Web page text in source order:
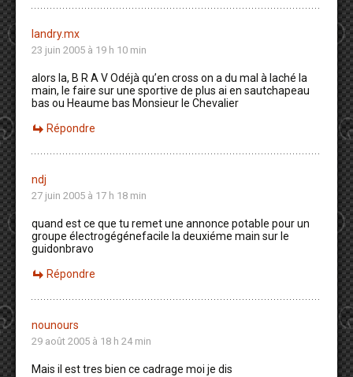
landry.mx
23 juin 2005 à 19 h 10 min
alors la, B R A V Odéjà qu’en cross on a du mal à laché la
main, le faire sur une sportive de plus ai en sautchapeau
bas ou Heaume bas Monsieur le Chevalier
Répondre
ndj
27 juin 2005 à 17 h 18 min
quand est ce que tu remet une annonce potable pour un
groupe électrogégénefacile la deuxiéme main sur le
guidonbravo
Répondre
nounours
29 août 2005 à 18 h 24 min
Mais il est tres bien ce cadrage moi je dis